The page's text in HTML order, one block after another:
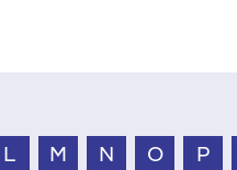
L M N O P